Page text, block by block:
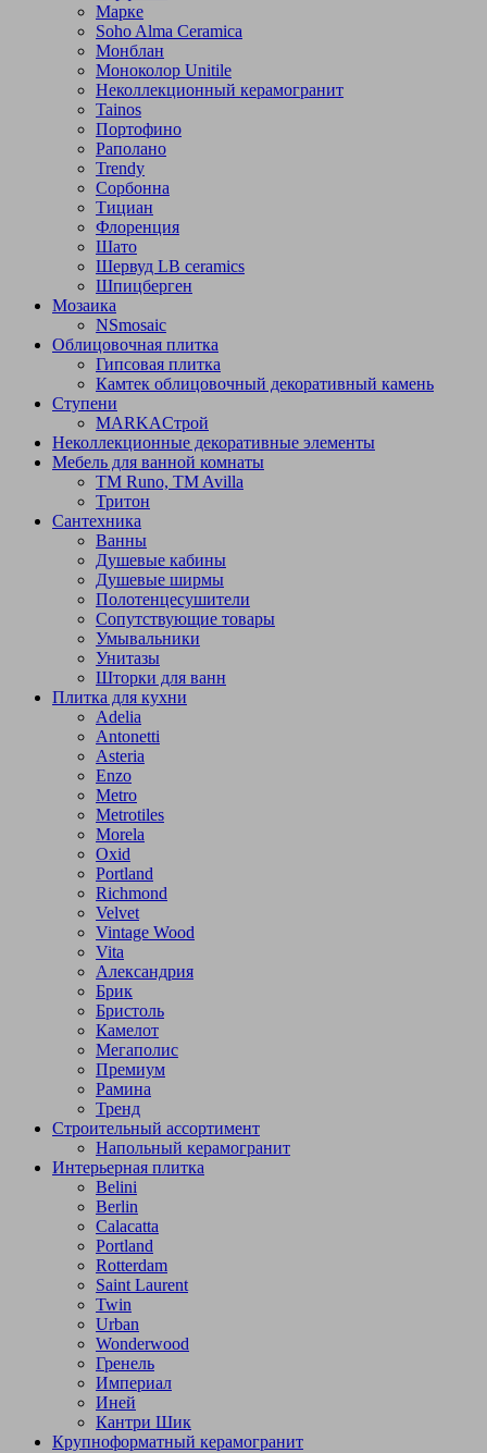
Марке
Soho Alma Ceramica
Монблан
Моноколор Unitile
Неколлекционный керамогранит
Tainos
Портофино
Раполано
Trendy
Сорбонна
Тициан
Флоренция
Шато
Шервуд LB ceramics
Шпицберген
Мозаика
NSmosaic
Облицовочная плитка
Гипсовая плитка
Камтек облицовочный декоративный камень
Ступени
МARKAСтрой
Неколлекционные декоративные элементы
Мебель для ванной комнаты
TM Runo, TM Avilla
Тритон
Сантехника
Ванны
Душевые кабины
Душевые ширмы
Полотенцесушители
Сопутствующие товары
Умывальники
Унитазы
Шторки для ванн
Плитка для кухни
Adelia
Antonetti
Asteria
Enzo
Metro
Metrotiles
Morela
Oxid
Portland
Richmond
Velvet
Vintage Wood
Vita
Александрия
Брик
Бристоль
Камелот
Мегаполис
Премиум
Рамина
Тренд
Строительный ассортимент
Напольный керамогранит
Интерьерная плитка
Belini
Berlin
Calacatta
Portland
Rotterdam
Saint Laurent
Twin
Urban
Wonderwood
Гренель
Империал
Иней
Кантри Шик
Крупноформатный керамогранит